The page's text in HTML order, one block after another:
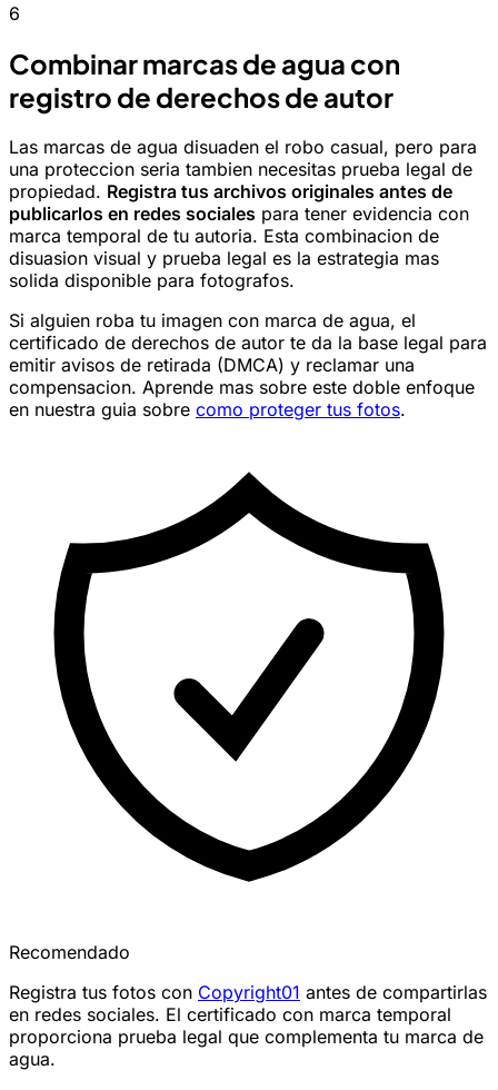
6
Combinar marcas de agua con
registro de derechos de autor
Las marcas de agua disuaden el robo casual, pero para
una proteccion seria tambien necesitas prueba legal de
propiedad. Registra tus archivos originales antes de
publicarlos en redes sociales para tener evidencia con
marca temporal de tu autoria. Esta combinacion de
disuasion visual y prueba legal es la estrategia mas
solida disponible para fotografos.
Si alguien roba tu imagen con marca de agua, el
certificado de derechos de autor te da la base legal para
emitir avisos de retirada (DMCA) y reclamar una
compensacion. Aprende mas sobre este doble enfoque
en nuestra guia sobre como proteger tus fotos.
Recomendado
Registra tus fotos con Copyright01 antes de compartirlas
en redes sociales. El certificado con marca temporal
proporciona prueba legal que complementa tu marca de
agua.